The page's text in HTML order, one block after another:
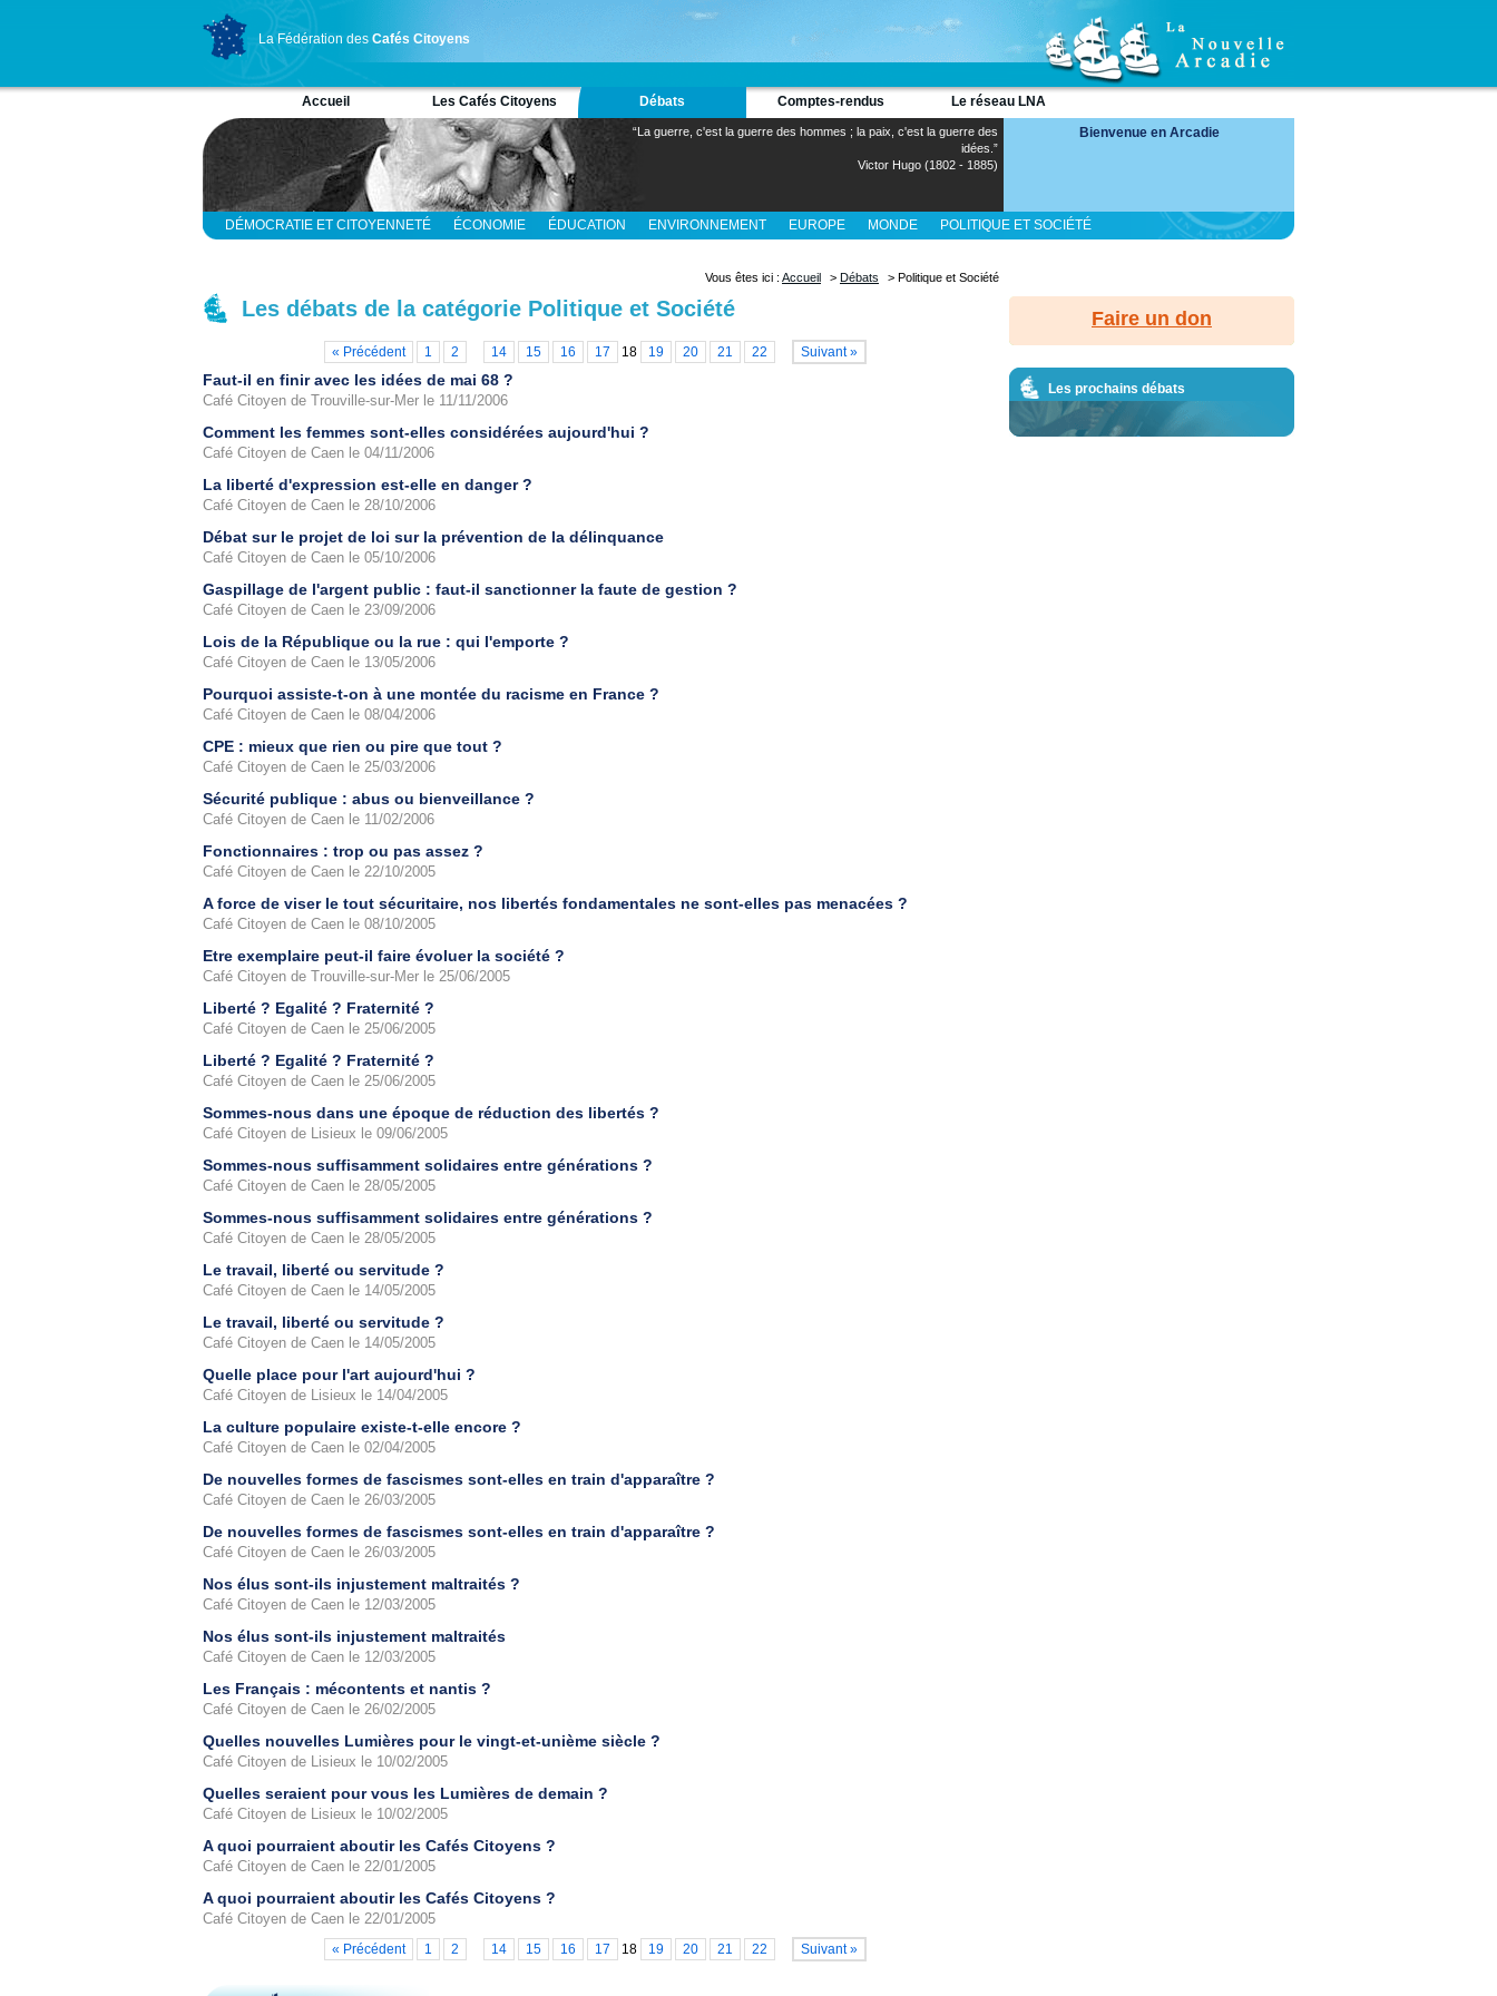
La Fédération des Cafés Citoyens
Accueil Les Cafés Citoyens Débats Comptes-rendus Le réseau LNA
“La guerre, c'est la guerre des hommes ; la paix, c'est la guerre des
idées.”
Victor Hugo (1802 - 1885)
Bienvenue en Arcadie
DÉMOCRATIE ET CITOYENNETÉ ÉCONOMIE ÉDUCATION ENVIRONNEMENT EUROPE MONDE
POLITIQUE ET SOCIÉTÉ
Vous êtes ici : Accueil > Débats > Politique et Société
Les débats de la catégorie Politique et Société
« Précédent 1 2 14 15 16 17 18 19 20 21 22 Suivant »
Faut-il en finir avec les idées de mai 68 ?
Café Citoyen de Trouville-sur-Mer le 11/11/2006
Comment les femmes sont-elles considérées aujourd'hui ?
Café Citoyen de Caen le 04/11/2006
La liberté d'expression est-elle en danger ?
Café Citoyen de Caen le 28/10/2006
Débat sur le projet de loi sur la prévention de la délinquance
Café Citoyen de Caen le 05/10/2006
Gaspillage de l'argent public : faut-il sanctionner la faute de gestion ?
Café Citoyen de Caen le 23/09/2006
Lois de la République ou la rue : qui l'emporte ?
Café Citoyen de Caen le 13/05/2006
Pourquoi assiste-t-on à une montée du racisme en France ?
Café Citoyen de Caen le 08/04/2006
CPE : mieux que rien ou pire que tout ?
Café Citoyen de Caen le 25/03/2006
Sécurité publique : abus ou bienveillance ?
Café Citoyen de Caen le 11/02/2006
Fonctionnaires : trop ou pas assez ?
Café Citoyen de Caen le 22/10/2005
A force de viser le tout sécuritaire, nos libertés fondamentales ne sont-elles pas menacées ?
Café Citoyen de Caen le 08/10/2005
Etre exemplaire peut-il faire évoluer la société ?
Café Citoyen de Trouville-sur-Mer le 25/06/2005
Liberté ? Egalité ? Fraternité ?
Café Citoyen de Caen le 25/06/2005
Liberté ? Egalité ? Fraternité ?
Café Citoyen de Caen le 25/06/2005
Sommes-nous dans une époque de réduction des libertés ?
Café Citoyen de Lisieux le 09/06/2005
Sommes-nous suffisamment solidaires entre générations ?
Café Citoyen de Caen le 28/05/2005
Sommes-nous suffisamment solidaires entre générations ?
Café Citoyen de Caen le 28/05/2005
Le travail, liberté ou servitude ?
Café Citoyen de Caen le 14/05/2005
Le travail, liberté ou servitude ?
Café Citoyen de Caen le 14/05/2005
Quelle place pour l'art aujourd'hui ?
Café Citoyen de Lisieux le 14/04/2005
La culture populaire existe-t-elle encore ?
Café Citoyen de Caen le 02/04/2005
De nouvelles formes de fascismes sont-elles en train d'apparaître ?
Café Citoyen de Caen le 26/03/2005
De nouvelles formes de fascismes sont-elles en train d'apparaître ?
Café Citoyen de Caen le 26/03/2005
Nos élus sont-ils injustement maltraités ?
Café Citoyen de Caen le 12/03/2005
Nos élus sont-ils injustement maltraités
Café Citoyen de Caen le 12/03/2005
Les Français : mécontents et nantis ?
Café Citoyen de Caen le 26/02/2005
Quelles nouvelles Lumières pour le vingt-et-unième siècle ?
Café Citoyen de Lisieux le 10/02/2005
Quelles seraient pour vous les Lumières de demain ?
Café Citoyen de Lisieux le 10/02/2005
A quoi pourraient aboutir les Cafés Citoyens ?
Café Citoyen de Caen le 22/01/2005
A quoi pourraient aboutir les Cafés Citoyens ?
Café Citoyen de Caen le 22/01/2005
« Précédent 1 2 14 15 16 17 18 19 20 21 22 Suivant »
Faire un don
Les prochains débats